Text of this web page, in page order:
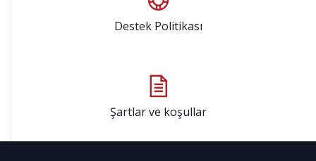
Destek Politikası
Şartlar ve koşullar